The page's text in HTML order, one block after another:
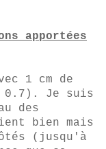
apportées
1 cm de
0.7). Je suis
des
bien mais
(jusqu'à